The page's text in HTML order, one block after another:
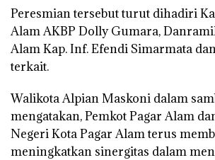
Peresmian tersebut turut dihadiri
Alam AKBP Dolly Gumara,
Alam Kap. Inf. Efendi Simarmata
terkait.
Walikota Alpian Maskoni dalam
mengatakan, Pemkot Pagar Alam
Negeri Kota Pagar Alam terus
meningkatkan sinergitas dalam